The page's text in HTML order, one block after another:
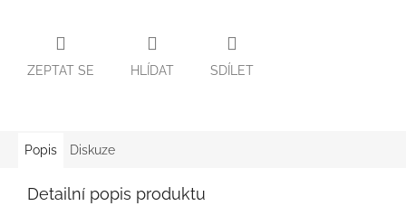
ZEPTAT SE HLÍDAT SDÍLET
Popis Diskuze
Detailní popis produktu